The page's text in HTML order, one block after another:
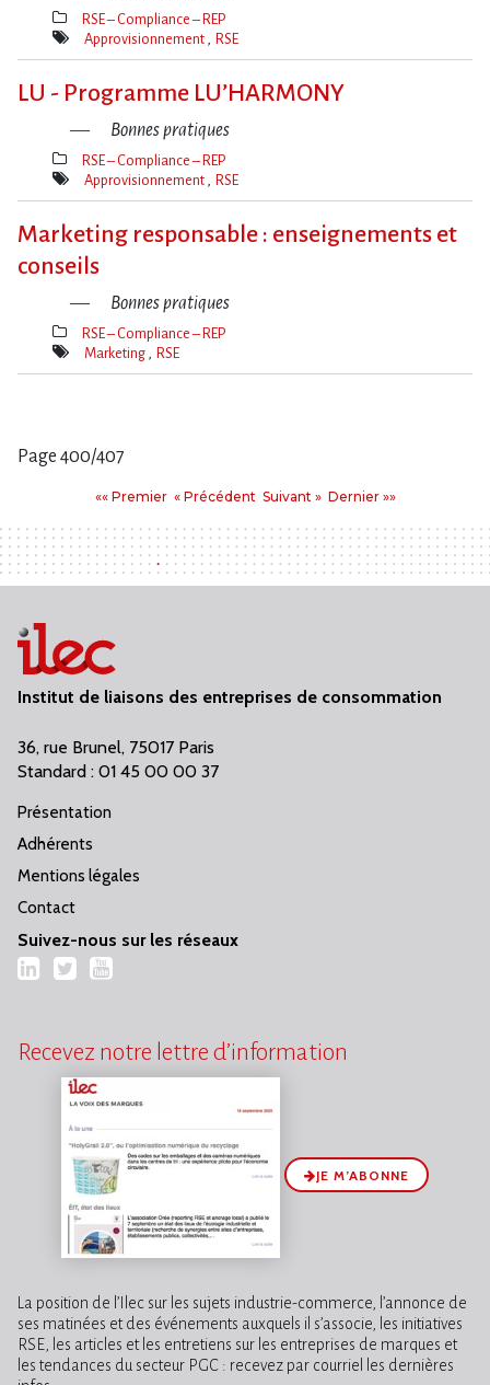
Thèmes(s)
RSE – Compliance – REP
Mot(s)-
Approvisionnement RSE
LU - Programme LU’HARMONY
Bonnes pratiques
Thèmes(s)
RSE – Compliance – REP
Mot(s)-
Approvisionnement RSE
Marketing responsable : enseignements et
conseils
Bonnes pratiques
Thèmes(s)
RSE – Compliance – REP
Mot(s)-
Marketing RSE
Page 400/407
«« PremierPremier
« PrécédentPrécédent
Suivant
Suivant » Dernier
Dernier »»
Institut de liaisons des entreprises de consommation
36, rue Brunel, 75017 Paris
Standard : 01 45 00 00 37
Présentation
Adhérents
Mentions légales
Contact
Suivez-nous sur les réseaux
LinkedIn
TwitterYouTube
Recevez notre lettre d’information
JE M’ABONNE
La position de l’Ilec sur les sujets industrie-commerce, l’annonce de
ses matinées et des événements auxquels il s’associe, les initiatives
RSE, les articles et les entretiens sur les entreprises de marques et
les tendances du secteur PGC : recevez par courriel les dernières